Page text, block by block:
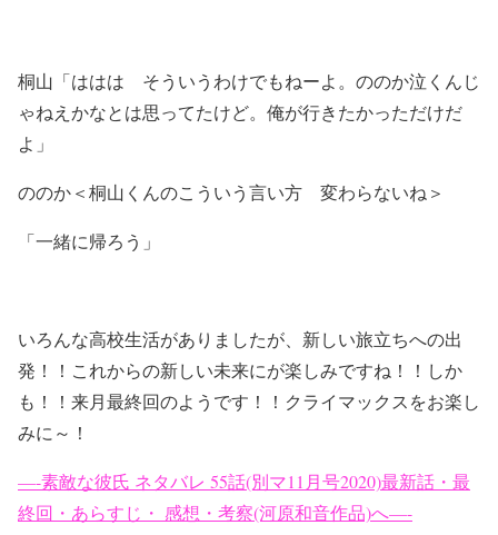
桐山「ははは そういうわけでもねーよ。ののか泣くんじ
ゃねえかなとは思ってたけど。俺が行きたかっただけだ
よ」
ののか＜桐山くんのこういう言い方 変わらないね＞
「一緒に帰ろう」
いろんな高校生活がありましたが、新しい旅立ちへの出
発！！これからの新しい未来にが楽しみですね！！しか
も！！来月最終回のようです！！クライマックスをお楽し
みに～！
—-素敵な彼氏 ネタバレ 55話(別マ11月号2020)最新話・最
終回・あらすじ・ 感想・考察(河原和音作品)へ—-